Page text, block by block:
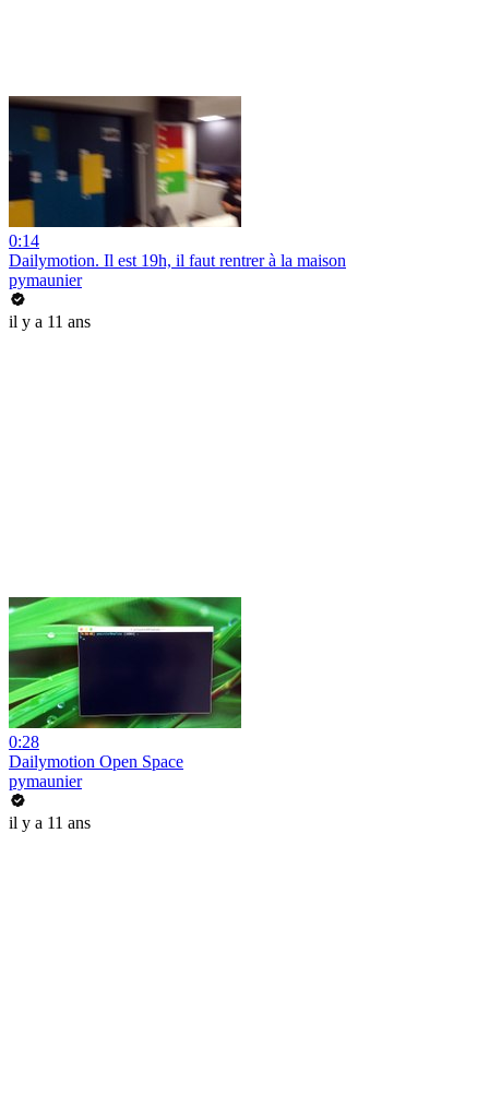
0:14
Dailymotion. Il est 19h, il faut rentrer à la maison
pymaunier
il y a 11 ans
0:28
Dailymotion Open Space
pymaunier
il y a 11 ans